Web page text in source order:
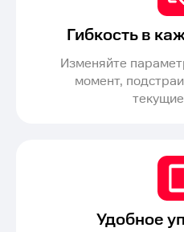
Гибкость в
Изменяйте
момент,
Удобное